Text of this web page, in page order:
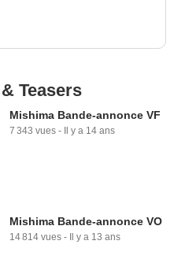
Teasers
Mishima Bande-annonce VF
7 343 vues - Il y a 14 ans
Mishima Bande-annonce VO
14 814 vues - Il y a 13 ans